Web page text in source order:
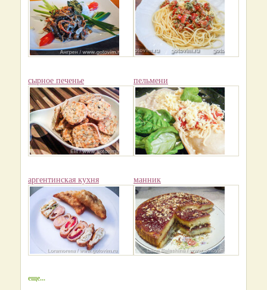
сырное печенье пельмени
аргентинская кухня манник
еще...